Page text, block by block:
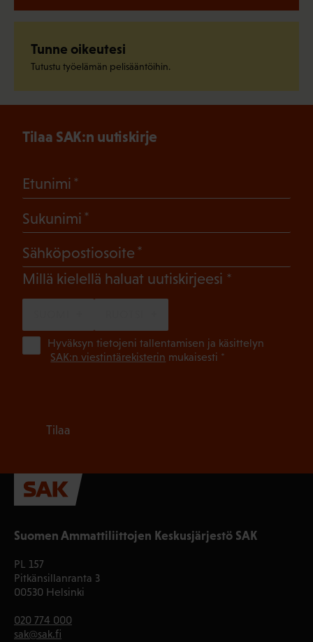
Tunne oikeutesi
Tutustu työelämän pelisääntöihin.
Suomen Ammattiliittojen Keskusjärjestö SAK
PL 157
Pitkänsillanranta 3
00530 Helsinki
020 774 000
sak@sak.fi
Tilaa SAK:n uutiskirje
Etunimi
Sukunimi
Sähköpostiosoite
Millä kielellä haluat uutiskirjeesi (Pakollinen)
Hyväksyn tietojeni tallentamisen ja käsittelyn
SAK:n viestintärekisterin mukaisesti *
Tilaa